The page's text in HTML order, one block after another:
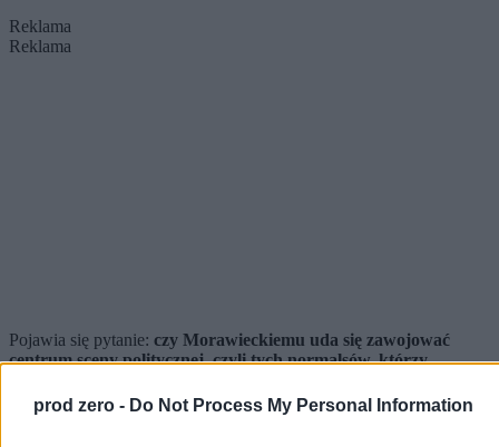
prod zero - Do Not Process My Personal Information
Reklama
Reklama
Pojawia się pytanie: czy Morawieckiemu uda się zawojować
centrum sceny politycznej, czyli tych normalsów, którzy
Ma szanse, tym bardziej że będzie się dogadywał z PSL-em, czego